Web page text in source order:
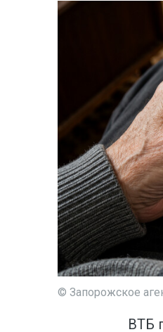
© Запорожское
ВТБ